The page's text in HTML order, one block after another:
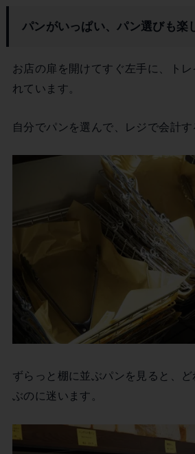
パンがいっぱい、パン選びも楽
お店の扉を開けてすぐ左手に、ト
れています。
自分でパンを選んで、レジで会計す
ずらっと棚に並ぶパンを見ると、
ぶのに迷います。